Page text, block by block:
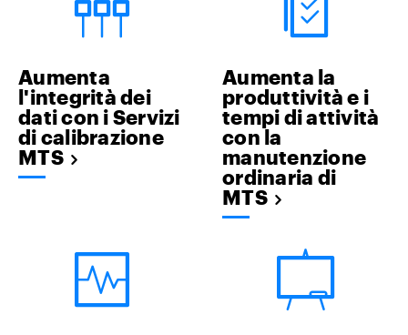
Aumenta
l'integrità dei
dati con i Servizi
di calibrazione
MTS
Aumenta la
produttività e i
tempi di attività
con la
manutenzione
ordinaria di
MTS